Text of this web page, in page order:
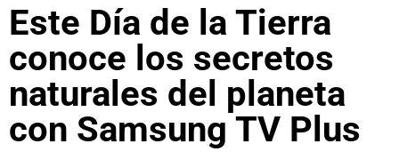
Este Día de la Tierra
conoce los secretos
naturales del planeta
con Samsung TV Plus